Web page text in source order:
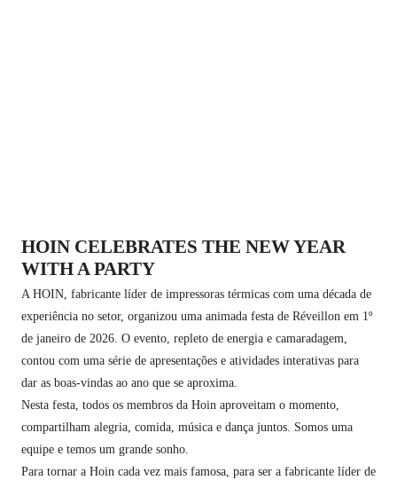
HOIN CELEBRATES THE NEW YEAR
WITH A PARTY
A HOIN, fabricante líder de impressoras térmicas com uma década de
experiência no setor, organizou uma animada festa de Réveillon em 1º
de janeiro de 2026. O evento, repleto de energia e camaradagem,
contou com uma série de apresentações e atividades interativas para
dar as boas-vindas ao ano que se aproxima.
Nesta festa, todos os membros da Hoin aproveitam o momento,
compartilham alegria, comida, música e dança juntos. Somos uma
equipe e temos um grande sonho.
Para tornar a Hoin cada vez mais famosa, para ser a fabricante líder de